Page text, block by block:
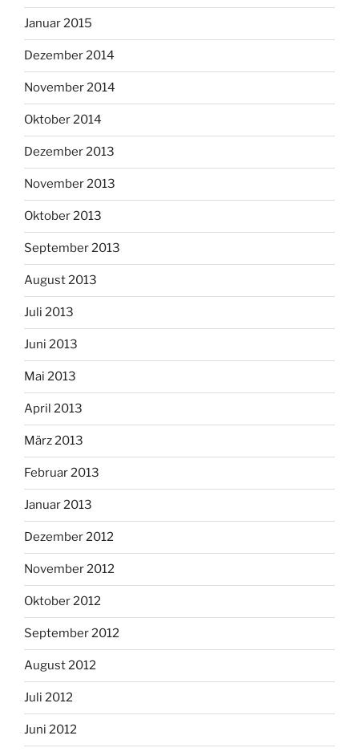
Januar 2015
Dezember 2014
November 2014
Oktober 2014
Dezember 2013
November 2013
Oktober 2013
September 2013
August 2013
Juli 2013
Juni 2013
Mai 2013
April 2013
März 2013
Februar 2013
Januar 2013
Dezember 2012
November 2012
Oktober 2012
September 2012
August 2012
Juli 2012
Juni 2012